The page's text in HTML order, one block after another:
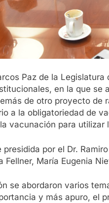
Paz de la
en la que se
de otro proyecto de
a la obligatoriedad de
vacunación para
presidida por el Dr.
Fellner, María Eugenia
se abordaron varios
y más apuro, el